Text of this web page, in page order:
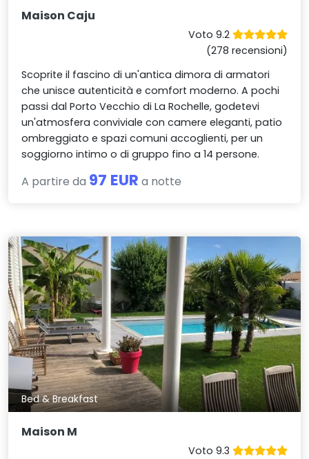
Maison Caju
Voto 9.2
(278 recensioni)
Scoprite il fascino di un'antica dimora di armatori
che unisce autenticità e comfort moderno. A pochi
passi dal Porto Vecchio di La Rochelle, godetevi
un'atmosfera conviviale con camere eleganti, patio
ombreggiato e spazi comuni accoglienti, per un
soggiorno intimo o di gruppo fino a 14 persone.
A partire da 97 EUR a notte
Bed & Breakfast
Maison M
Voto 9.3